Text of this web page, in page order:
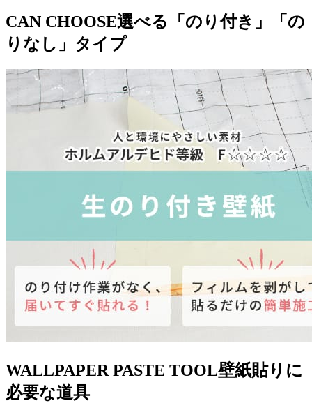
CAN CHOOSE選べる「のり付き」「の
りなし」タイプ
WALLPAPER PASTE TOOL壁紙貼りに
必要な道具